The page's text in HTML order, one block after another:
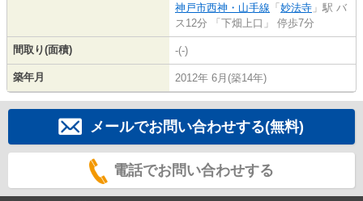
神戸市西神・山手線 「 妙法寺 」駅 バ
ス12分 「下畑上口」 停歩7分
間取り(面積) -(-)
築年月 2012年 6月(築14年)
メールでお問い合わせする(無料)
電話でお問い合わせする